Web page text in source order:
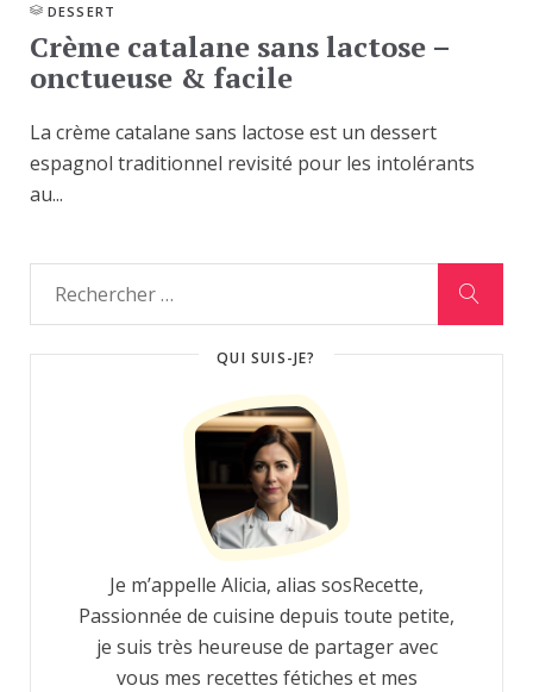
DESSERT
Crème catalane sans lactose –
onctueuse & facile
La crème catalane sans lactose est un dessert
espagnol traditionnel revisité pour les intolérants
au...
QUI SUIS-JE?
Je m’appelle Alicia, alias sosRecette,
Passionnée de cuisine depuis toute petite,
je suis très heureuse de partager avec
vous mes recettes fétiches et mes